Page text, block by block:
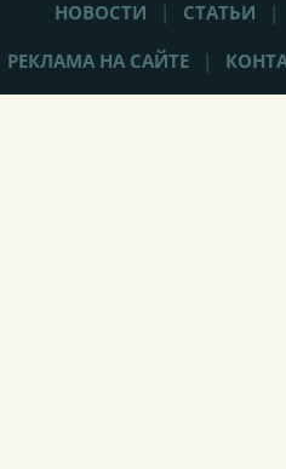
НОВОСТИ | СТАТЬИ |
РЕКЛАМА НА САЙТЕ
|